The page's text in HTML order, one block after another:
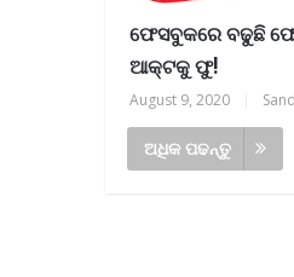
ଫେସବୁକରେ ବଢୁଛି
ଆକ୍ଟକୁ ଫୁ!
August 9, 2020
ଅଧିକ ପଢନ୍ତୁ